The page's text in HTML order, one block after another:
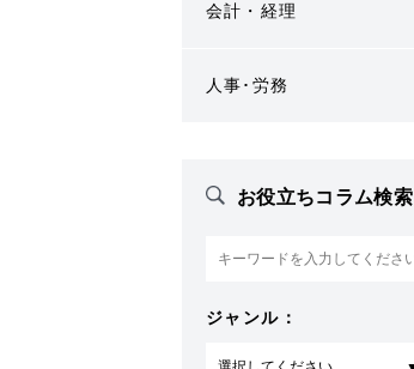
会計・経理
人事･労務
お役立ちコラム検索
ジャンル：